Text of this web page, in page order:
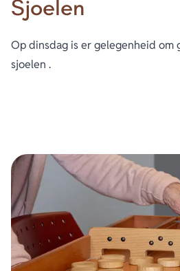
Sjoelen
Op dinsdag is er gelegenheid om
sjoelen .